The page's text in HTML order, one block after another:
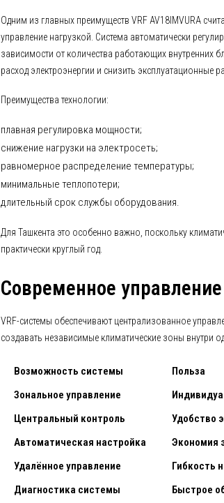
Одним из главных преимуществ VRF AV18IMVURA
управление нагрузкой. Система автоматически
зависимости от количества работающих внутренних
расход электроэнергии и снизить эксплуатационные
Преимущества технологии:
плавная регулировка мощности;
снижение нагрузки на электросеть;
равномерное распределение температуры;
минимальные теплопотери;
длительный срок службы оборудования.
Для Ташкента это особенно важно, поскольку
практически круглый год.
Современное
VRF-системы обеспечивают централизованное
создавать независимые климатические зоны внутри
Возможность системы
Польза
Зональное управление
Центральный контроль
Удобство
Автоматическая настройка
Экономия
Удалённое управление
Гибкость
Диагностика системы
Быстрое